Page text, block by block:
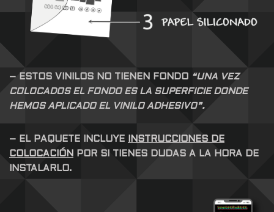
– ESTOS VINILOS NO TIENEN FONDO “UNA VEZ
COLOCADOS EL FONDO ES LA SUPERFICIE DONDE
HEMOS APLICADO EL VINILO ADHESIVO”.
– EL PAQUETE INCLUYE
INSTRUCCIONES DE
COLOCACIÓN
POR SI TIENES DUDAS A LA HORA DE
INSTALARLO.